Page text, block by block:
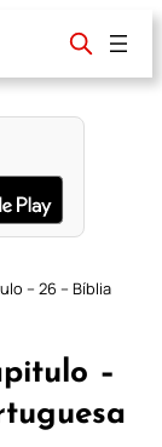
– 26 – Bíblia
–